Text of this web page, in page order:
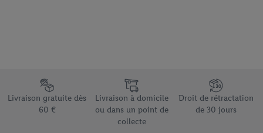
Élément du pied de page avec les différents arguments de
Livraison gratuite dès
60 €
Livraison à domicile
ou dans un point de
collecte
Droit de rétractation
de 30 jours